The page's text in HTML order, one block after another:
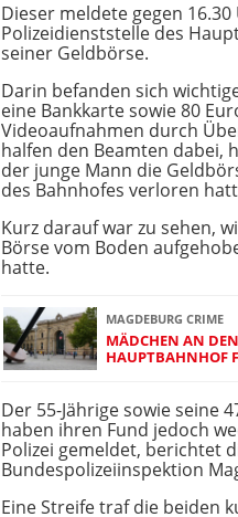
Dieser meldete gegen
Polizeidienststelle des
seiner Geldbörse.
Darin befanden sich
eine Bankkarte sowie 80
Videoaufnahmen durch
halfen den Beamten dabei,
der junge Mann die
des Bahnhofes verloren
Kurz darauf war zu sehen,
Börse vom Boden
hatte.
MAGDEBURG CRIME
MÄDCHEN AN
HAUPTBAHNHOF
Der 55-Jährige sowie seine
haben ihren Fund jedoch
Polizei gemeldet, berichtet
Bundespolizeiinspektion
Eine Streife traf die beiden